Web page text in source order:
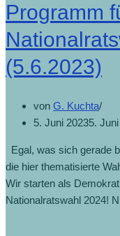
Programm
(5.6.2023)
von G. Kuchta
5. Juni 20235.
Egal, was sich gerade
die hier thematisierte
Wir starten als
Nationalratswahl 2024!